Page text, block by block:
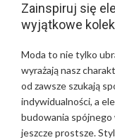
Zainspiruj się
wyjątkowe
Moda to nie tylko
wyrażają nasz
od zawsze szukają
indywidualności, a
budowania
jeszcze prostsze.